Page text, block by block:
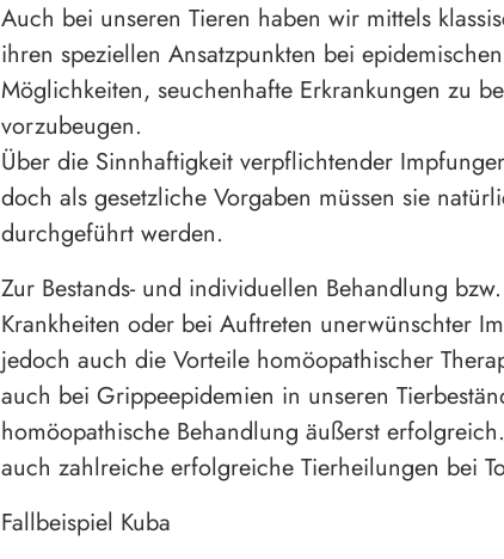
Auch bei unseren Tieren haben wir mittels
ihren speziellen Ansatzpunkten bei
Möglichkeiten, seuchenhafte Erkrankungen zu
vorzubeugen.
Über die Sinnhaftigkeit verpflichtender
doch als gesetzliche Vorgaben müssen sie
durchgeführt werden.
Zur Bestands- und individuellen Behandlung
Krankheiten oder bei Auftreten unerwünschter
jedoch auch die Vorteile homöopathischer
auch bei Grippeepidemien in unseren
homöopathische Behandlung äußerst
auch zahlreiche erfolgreiche Tierheilungen bei
Fallbeispiel Kuba